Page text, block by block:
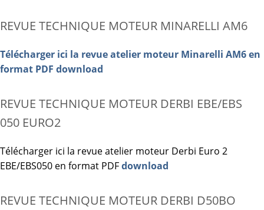
REVUE TECHNIQUE MOTEUR MINARELLI AM6
Télécharger ici la revue atelier moteur Minarelli AM6 en
format PDF download
REVUE TECHNIQUE MOTEUR DERBI EBE/EBS
050 EURO2
Télécharger ici la revue atelier moteur Derbi Euro 2
EBE/EBS050 en format PDFdownload
REVUE TECHNIQUE MOTEUR DERBI D50BO